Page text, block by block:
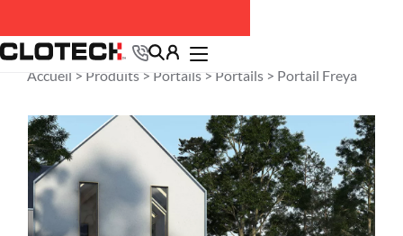
Accueil > Produits> Portails> Portails> Portail Freya